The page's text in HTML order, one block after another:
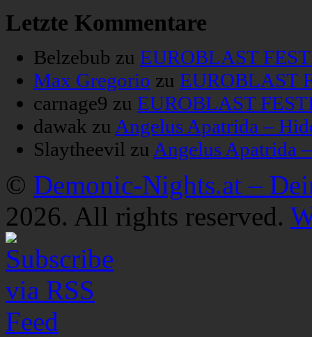
Letzte Kommentare
Belzebub zu EUROBLAST
Max Gregorio zu EUROBLAST
carnage9 zu EUROBLAST
dawak zu Angelus Apatrida –
Slaytheevil zu Angelus Apatrida
© Demonic-Nights.at –
2026. All rights reserved.